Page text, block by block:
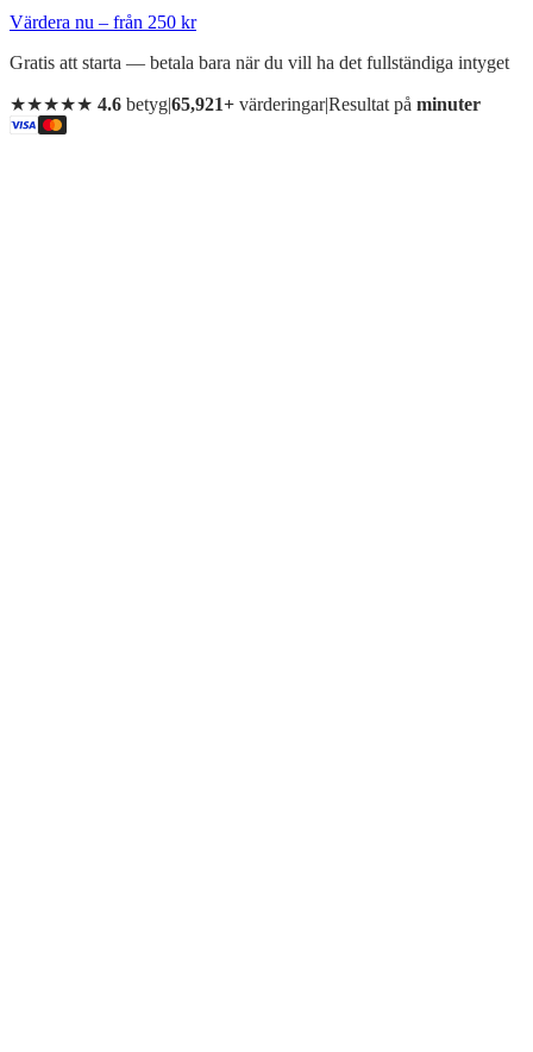
Värdera nu – från 250 kr
Gratis att starta — betala bara när du vill ha det fullständiga intyget
★★★★★ 4.6 betyg|65,921+ värderingar|Resultat på minuter